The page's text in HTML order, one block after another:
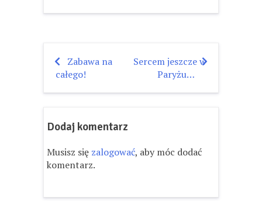
Nawigacja
wpisu
Zabawa na
całego!
Sercem jeszcze w
Paryżu…
Dodaj komentarz
Musisz się zalogować, aby móc dodać
komentarz.